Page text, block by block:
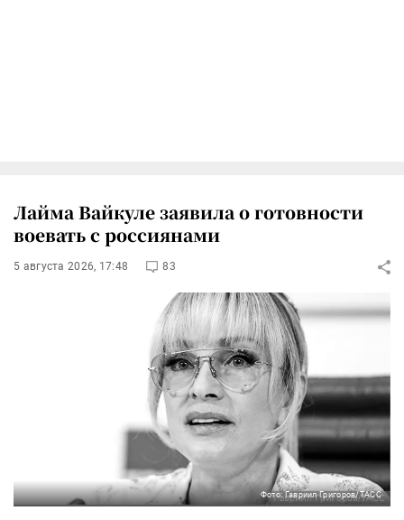
Лайма Вайкуле заявила о готовности
воевать с россиянами
5 августа 2026, 17:48 83
Фото: Гавриил Григоров/ТАСС